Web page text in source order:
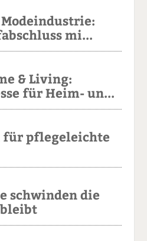
mi...
& Living:
für Heim- un...
für pflegeleichte
schwinden die